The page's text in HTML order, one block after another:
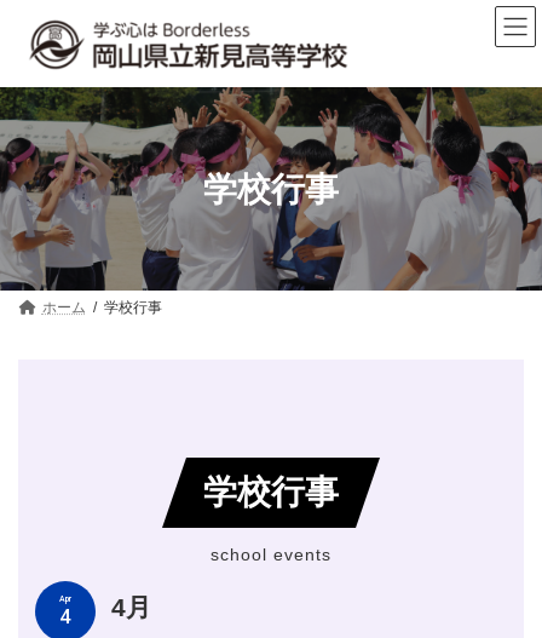
ツ
へ
ス
キ
ッ
プ
シ
ョ
ン
に
移
動
学校行事
ホーム 学校行事
学校行事
school events
4月
Apr
4